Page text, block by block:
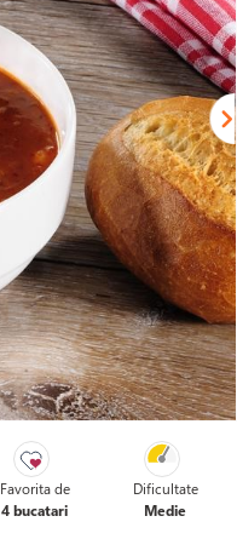
Favorita de
4 bucatari
Dificultate
Medie